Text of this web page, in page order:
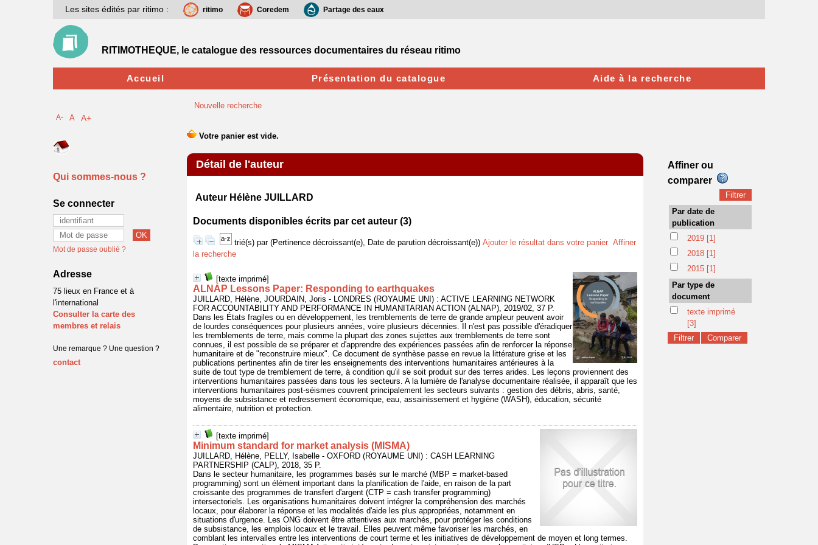
Nouvelle recherche
Détail de l'auteur
Auteur Hélène JUILLARD
Documents disponibles écrits par cet auteur (3)
trié(s) par (Pertinence décroissant(e), Date de parution décroissant(e)) Ajouter le résultat dans votre panier Affiner
la recherche
[texte imprimé]
ALNAP Lessons Paper: Responding to earthquakes
JUILLARD, Hélène, JOURDAIN, Joris - LONDRES (ROYAUME UNI) : ACTIVE LEARNING NETWORK
FOR ACCOUNTABILITY AND PERFORMANCE IN HUMANITARIAN ACTION (ALNAP), 2019/02, 37 P.
Dans les États fragiles ou en développement, les tremblements de terre de grande ampleur peuvent avoir
de lourdes conséquences pour plusieurs années, voire plusieurs décennies. Il n'est pas possible d'éradiquer
les tremblements de terre, mais comme la plupart des zones sujettes aux tremblements de terre sont
connues, il est possible de se préparer et d'apprendre des expériences passées afin de renforcer la réponse
humanitaire et de "reconstruire mieux". Ce document de synthèse passe en revue la littérature grise et les
publications pertinentes afin de tirer les enseignements des interventions humanitaires antérieures à la
suite de tout type de tremblement de terre, à condition qu'il se soit produit sur des terres arides. Les leçons proviennent des
interventions humanitaires passées dans tous les secteurs. A la lumière de l'analyse documentaire réalisée, il apparaît que les
interventions humanitaires post-séismes couvrent principalement les secteurs suivants : gestion des débris, abris, santé,
moyens de subsistance et redressement économique, eau, assainissement et hygiène (WASH), éducation, sécurité
alimentaire, nutrition et protection.
[texte imprimé]
Minimum standard for market analysis (MISMA)
JUILLARD, Hélène, PELLY, Isabelle - OXFORD (ROYAUME UNI) : CASH LEARNING
PARTNERSHIP (CALP), 2018, 35 P.
Dans le secteur humanitaire, les programmes basés sur le marché (MBP = market-based
programming) sont un élément important dans la planification de l'aide, en raison de la part
croissante des programmes de transfert d'argent (CTP = cash transfer programming)
intersectoriels. Les organisations humanitaires doivent intégrer la compréhension des marchés
locaux, pour élaborer la réponse et les modalités d'aide les plus appropriées, notamment en
situations d'urgence. Les ONG doivent être attentives aux marchés, pour protéger les conditions
de subsistance, les emplois locaux et le travail. Elles peuvent même favoriser les marchés, en
comblant les intervalles entre les interventions de court terme et les initiatives de développement de moyen et long termes.
Les sites édités par ritimo : ritimo Coredem Partage des eaux
RITIMOTHEQUE, le catalogue des ressources documentaires du réseau ritimo
Accueil Présentation du catalogue Aide à la recherche
A- A A+
Qui sommes-nous ?
Se connecter
Mot de passe oublié ?
Adresse
75 lieux en France et à
l'international
Consulter la carte des
membres et relais
Une remarque ? Une question ?
contact
Affiner ou
comparer
Par date de
publication
2019 [1]
2018 [1]
2015 [1]
Par type de
document
texte imprimé
[3]